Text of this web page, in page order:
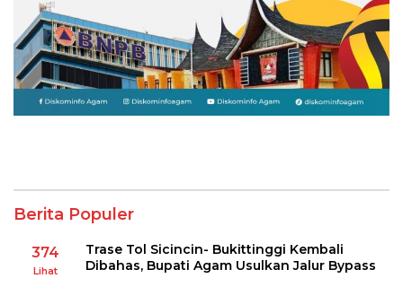
Berita Populer
374
Lihat
Trase Tol Sicincin- Bukittinggi Kembali
Dibahas, Bupati Agam Usulkan Jalur Bypass